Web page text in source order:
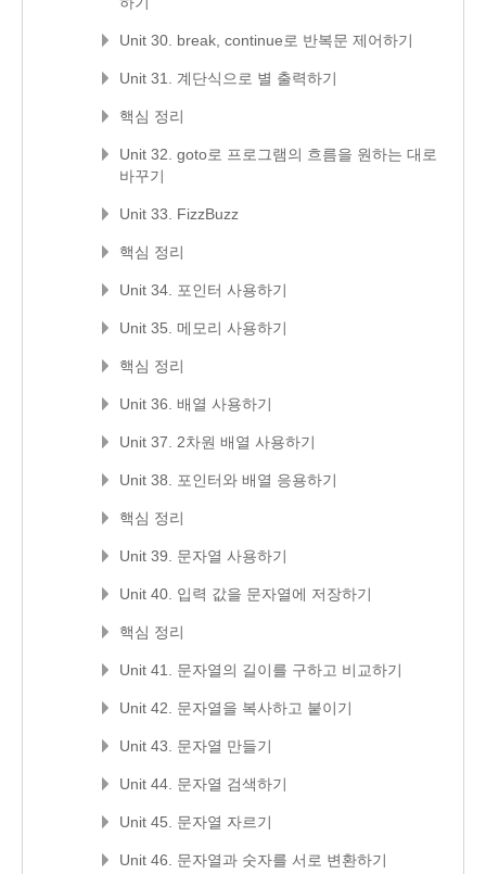
Unit 30. break, continue로 반복문 제어하기
Unit 31. 계단식으로 별 출력하기
핵심 정리
Unit 32. goto로 프로그램의 흐름을 원하는 대로
바꾸기
Unit 33. FizzBuzz
핵심 정리
Unit 34. 포인터 사용하기
Unit 35. 메모리 사용하기
핵심 정리
Unit 36. 배열 사용하기
Unit 37. 2차원 배열 사용하기
Unit 38. 포인터와 배열 응용하기
핵심 정리
Unit 39. 문자열 사용하기
Unit 40. 입력 값을 문자열에 저장하기
핵심 정리
Unit 41. 문자열의 길이를 구하고 비교하기
Unit 42. 문자열을 복사하고 붙이기
Unit 43. 문자열 만들기
Unit 44. 문자열 검색하기
Unit 45. 문자열 자르기
Unit 46. 문자열과 숫자를 서로 변환하기